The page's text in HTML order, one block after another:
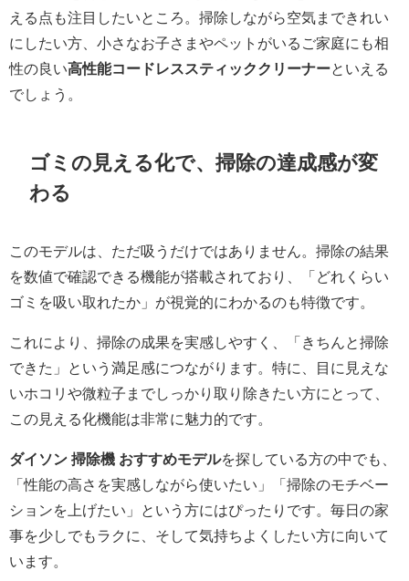
える点も注目したいところ。掃除しながら空気まできれい
にしたい方、小さなお子さまやペットがいるご家庭にも相
性の良い高性能コードレススティッククリーナーといえる
でしょう。
ゴミの見える化で、掃除の達成感が変
わる
このモデルは、ただ吸うだけではありません。掃除の結果
を数値で確認できる機能が搭載されており、「どれくらい
ゴミを吸い取れたか」が視覚的にわかるのも特徴です。
これにより、掃除の成果を実感しやすく、「きちんと掃除
できた」という満足感につながります。特に、目に見えな
いホコリや微粒子までしっかり取り除きたい方にとって、
この見える化機能は非常に魅力的です。
ダイソン 掃除機 おすすめモデルを探している方の中でも、
「性能の高さを実感しながら使いたい」「掃除のモチベー
ションを上げたい」という方にはぴったりです。毎日の家
事を少しでもラクに、そして気持ちよくしたい方に向いて
います。